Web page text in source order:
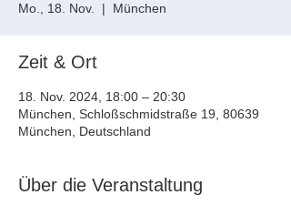
Mo., 18. Nov.
  |
München
Zeit & Ort
18. Nov. 2024, 18:00 – 20:30
München, Schloßschmidstraße 19, 80639
München, Deutschland
Über die Veranstaltung